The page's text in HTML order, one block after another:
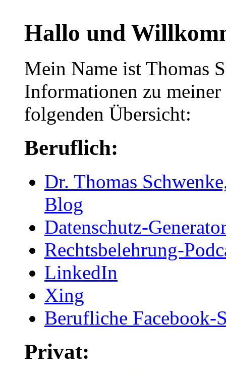
Hallo und
Mein Name ist Thomas
Informationen zu
folgenden Übersicht:
Beruflich:
Dr. Thomas
Blog
Datenschutz-
Rechtsbelehrung-
LinkedIn
Xing
Berufliche Facebook-
Privat: